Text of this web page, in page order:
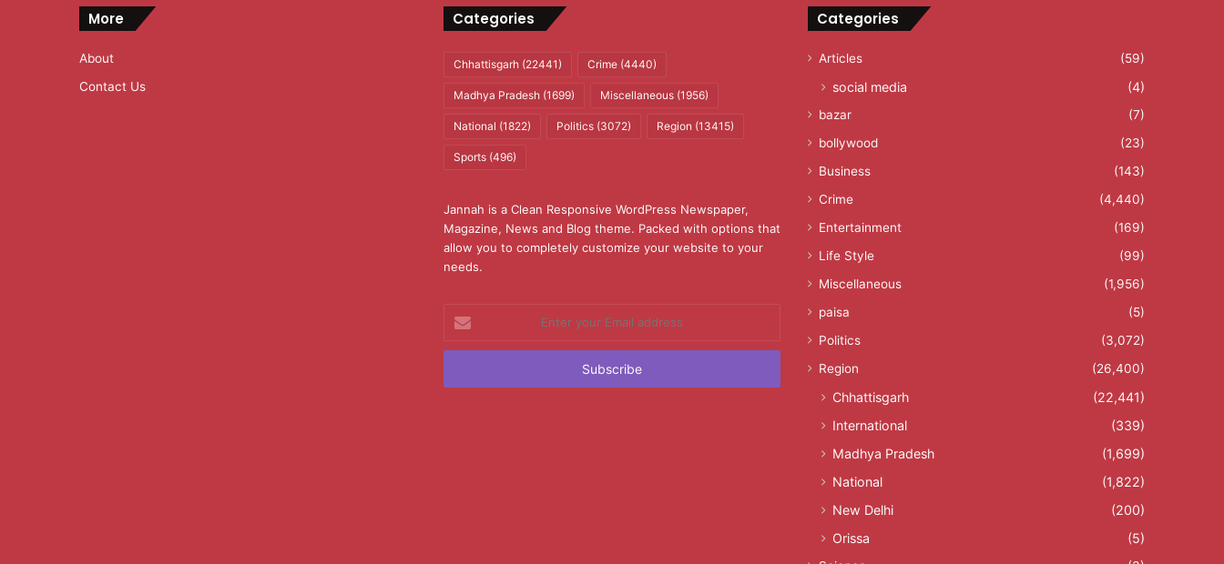
More
About
Contact Us
Categories
Chhattisgarh(22441) Crime(4440)
Madhya Pradesh(1699) Miscellaneous(1956)
National (1822) Politics(3072) Region (13415)
Sports(496)
Jannah is a Clean Responsive WordPress Newspaper,
Magazine, News and Blog theme. Packed with options that
allow you to completely customize your website to your
needs.
your
Email
Categories
Articles (59)
social media (4)
bazar
(7)
bollywood
(23)
Business
(143)
Crime
(4,440)
Entertainment
(169)
Life Style
(99)
Miscellaneous
(1,956)
paisa
(5)
Politics
(3,072)
Region
(26,400)
Chhattisgarh
(22,441)
International
(339)
Madhya Pradesh
(1,699)
National
(1,822)
New Delhi
(200)
Orissa
(5)